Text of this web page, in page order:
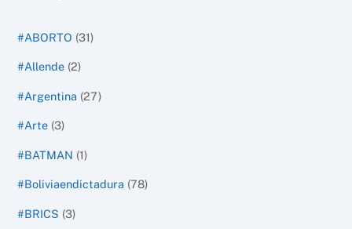
#ABORTO (31)
#Allende (2)
#Argentina (27)
#Arte (3)
#BATMAN (1)
#Boliviaendictadura (78)
#BRICS (3)